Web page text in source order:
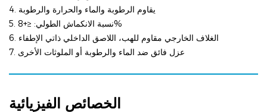
4. يقاوم الرطوبة والماء والحرارة والرطوبة
5.
نسبة الانكماش الطولي: ≤+8%
6. الغلاف الخارجي مقاوم للهب، اللاصق الداخلي ذاتي الإطفاء
7. عزل فائق ضد الماء والرطوبة أو الملوثات الأخرى
الخصائص الفيزيائية